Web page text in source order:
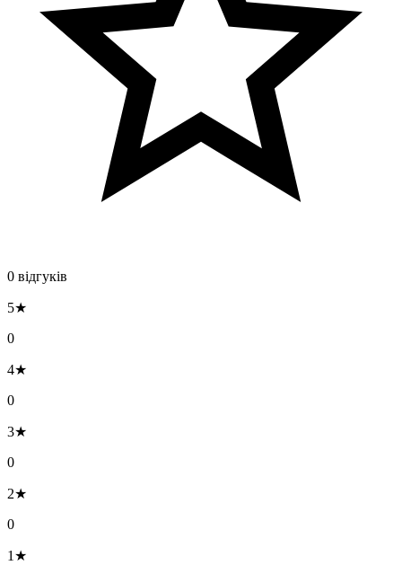
0 відгуків
5★
0
4★
0
3★
0
2★
0
1★